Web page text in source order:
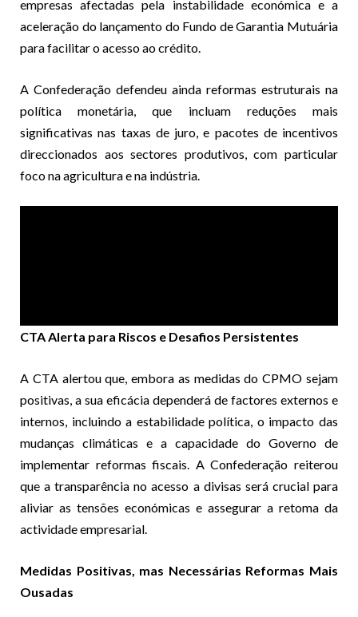
empresas afectadas pela instabilidade económica e a
aceleração do lançamento do Fundo de Garantia Mutuária
para facilitar o acesso ao crédito.
A Confederação defendeu ainda reformas estruturais na
política monetária, que incluam reduções mais
significativas nas taxas de juro, e pacotes de incentivos
direccionados aos sectores produtivos, com particular
foco na agricultura e na indústria.
CTA Alerta para Riscos e Desafios Persistentes
A CTA alertou que, embora as medidas do CPMO sejam
positivas, a sua eficácia dependerá de factores externos e
internos, incluindo a estabilidade política, o impacto das
mudanças climáticas e a capacidade do Governo de
implementar reformas fiscais. A Confederação reiterou
que a transparência no acesso a divisas será crucial para
aliviar as tensões económicas e assegurar a retoma da
actividade empresarial.
Medidas Positivas, mas Necessárias Reformas Mais
Ousadas